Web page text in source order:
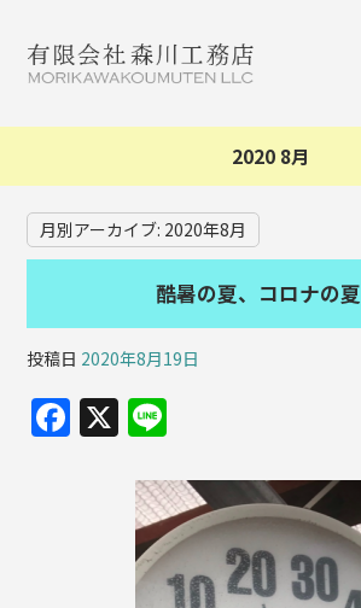
2020 8月
月別アーカイブ: 2020年8月
酷暑の夏、コロナの夏
投稿日 2020年8月19日
F
a
X
e